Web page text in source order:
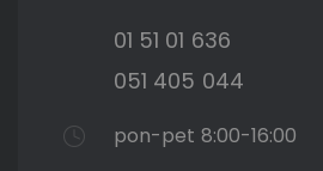
01 51 01 636
051 405 044
pon-pet 8:00-16:00